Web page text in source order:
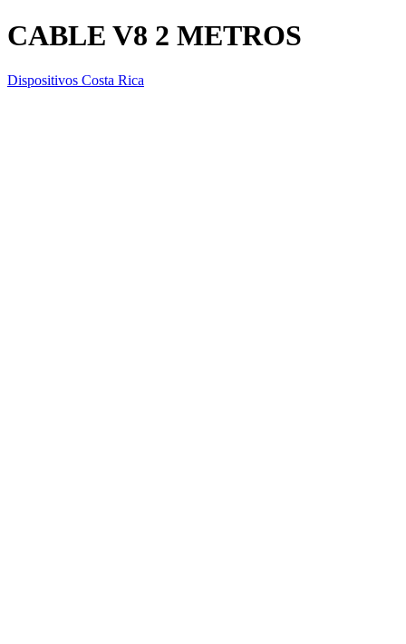
CABLE V8 2 METROS
Dispositivos Costa Rica